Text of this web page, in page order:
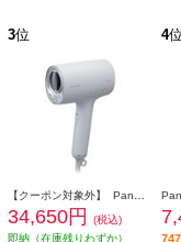
3位
34,650円
(税込)
即納（在庫残りわずか）
4